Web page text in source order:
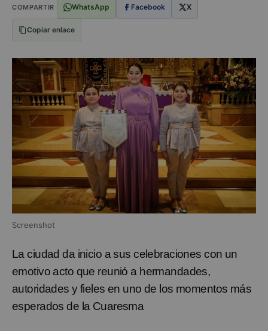
COMPARTIR WhatsApp Facebook X
Copiar enlace
Screenshot
La ciudad da inicio a sus celebraciones con un
emotivo acto que reunió a hermandades,
autoridades y fieles en uno de los momentos más
esperados de la Cuaresma